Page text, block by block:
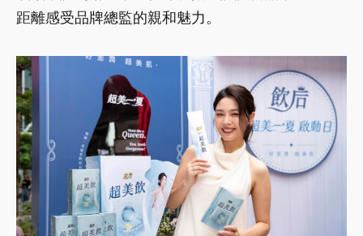
距離感受品牌總監的親和魅力。